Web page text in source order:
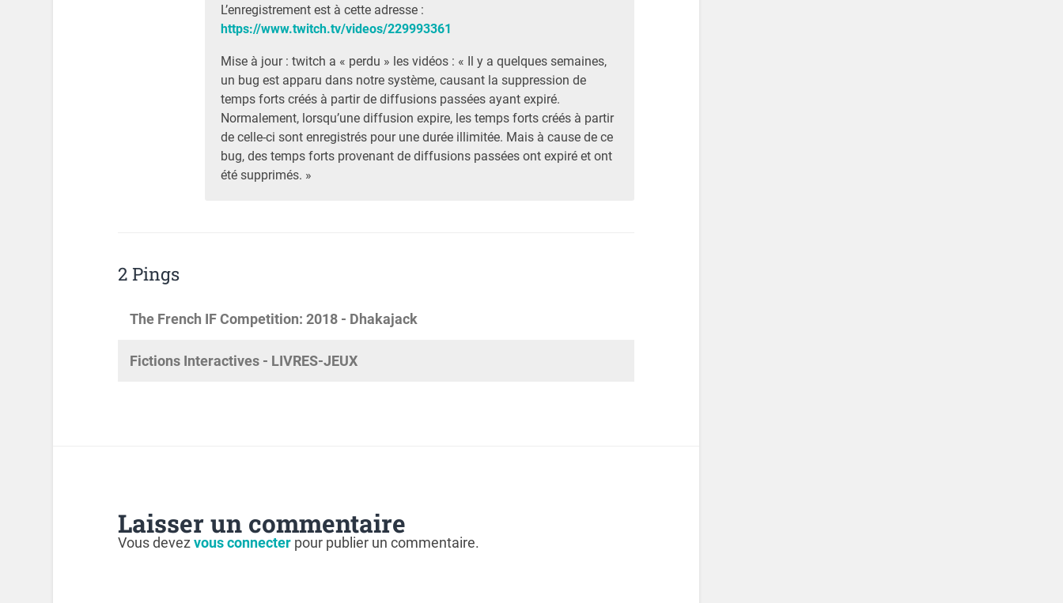
L’enregistrement est à cette adresse :
https://www.twitch.tv/videos/229993361
Mise à jour : twitch a « perdu » les vidéos : « Il y a quelques semaines,
un bug est apparu dans notre système, causant la suppression de
temps forts créés à partir de diffusions passées ayant expiré.
Normalement, lorsqu’une diffusion expire, les temps forts créés à partir
de celle-ci sont enregistrés pour une durée illimitée. Mais à cause de ce
bug, des temps forts provenant de diffusions passées ont expiré et ont
été supprimés. »
2 Pings
The French IF Competition: 2018 - Dhakajack
Fictions Interactives - LIVRES-JEUX
Laisser un commentaire
Vous devez vous connecterpour publier un commentaire.